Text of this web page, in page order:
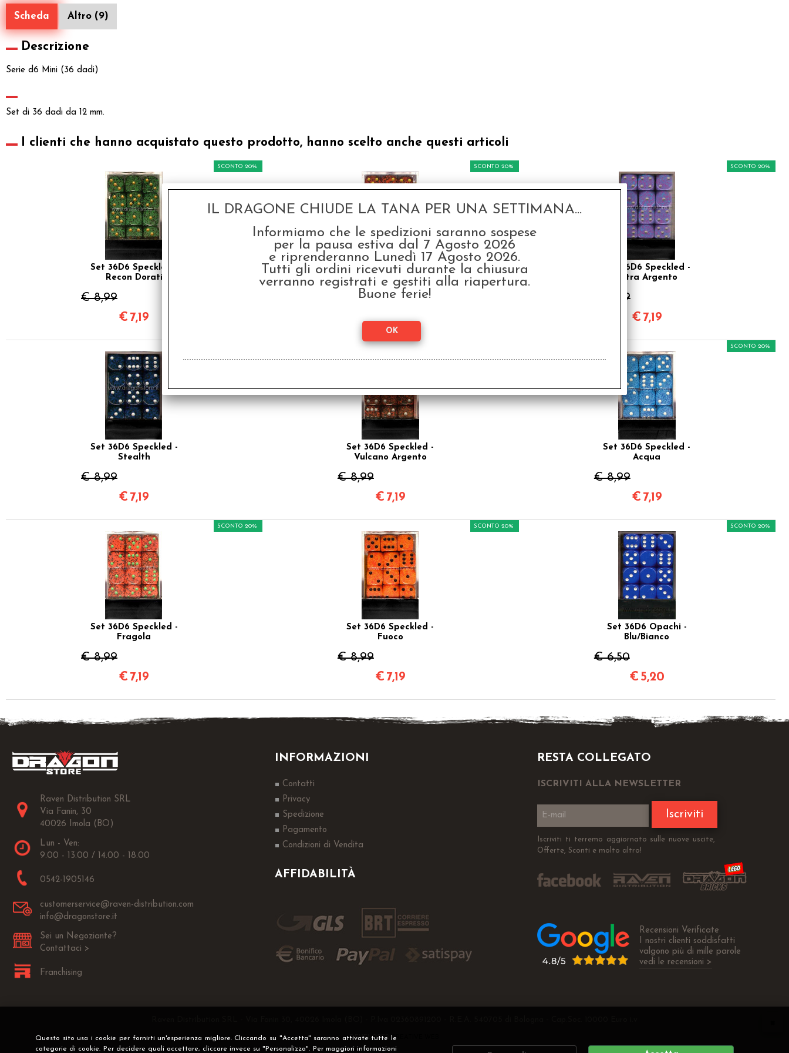
Questo sito usa i cookie per fornirti un'esperienza migliore. Cliccando su "Accetta" saranno attivate tutte le
categorie di cookie. Per decidere quali accettare, cliccare invece su "Personalizza". Per maggiori informazioni
Scheda Altro (9)
Descrizione
Serie d6 Mini (36 dadi)
Set di 36 dadi da 12 mm.
I clienti che hanno acquistato questo prodotto, hanno scelto anche questi articoli
Set 36D6 Speckled -
Recon Dorati
€ 8,99
SCONTO 20%
€ 7,19
Set 36D6 Speckled -
Mercurio
€ 8,99
SCONTO 20%
€7,19
Set 36D6 Speckled -
Tetra Argento
€ 8,99
SCONTO 20%
€ 7,19
Set 36D6 Speckled -
Stealth
€ 8,99
€ 7,19
Set 36D6 Speckled -
Vulcano Argento
€ 8,99
€ 7,19
Set 36D6 Speckled -
Acqua
€ 8,99
SCONTO 20%
€ 7,19
Set 36D6 Speckled -
Fragola
€ 8,99
SCONTO 20%
€ 7,19
Set 36D6 Speckled -
Fuoco
€ 8,99
SCONTO 20%
€ 7,19
Set 36D6 Opachi -
Blu/Bianco
€ 6,50
SCONTO 20%
€ 5,20
Raven Distribution SRL
Via Fanin, 30
40026 Imola (BO)
Lun - Ven:
9.00 - 13.00 / 14.00 - 18.00
0542-1905146
customerservice@raven-distribution.com
info@dragonstore.it
Sei un Negoziante?
Contattaci >
Franchising
INFORMAZIONI
Contatti
Privacy
Spedizione
Pagamento
Condizioni di Vendita
AFFIDABILITÀ
RESTA COLLEGATO
ISCRIVITI ALLA NEWSLETTER
Iscriviti
Iscriviti ti terremo aggiornato sulle nuove uscite,
Offerte, Sconti e molto altro!
Recensioni Verificate
I nostri clienti soddisfatti
valgono più di mille parole
vedi le recensioni >
DEVELOPER CREATIVE WEB
IL DRAGONE CHIUDE LA TANA PER UNA SETTIMANA...
Informiamo che le spedizioni saranno sospese
per la pausa estiva dal 7 Agosto 2026
e riprenderanno Lunedì 17 Agosto 2026.
Tutti gli ordini ricevuti durante la chiusura
verranno registrati e gestiti alla riapertura.
Buone ferie!